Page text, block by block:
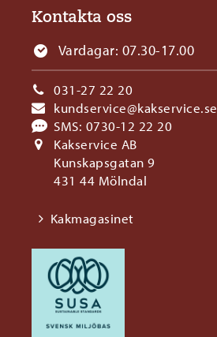
Kontakta oss
Vardagar: 07.30-17.00
Kakmagasinet
031-27 22 20
kundservice@kakservice.se
SMS: 0730-12 22 20
Kakservice AB
Kunskapsgatan 9
431 44 Mölndal